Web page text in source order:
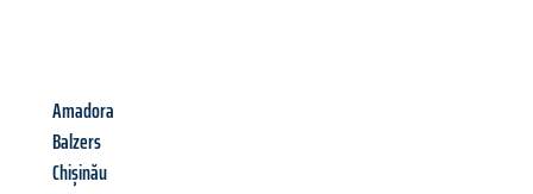
Amadora
Balzers
Chișinău